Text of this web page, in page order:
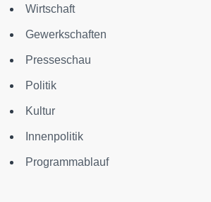
Wirtschaft
Gewerkschaften
Presseschau
Politik
Kultur
Innenpolitik
Programmablauf